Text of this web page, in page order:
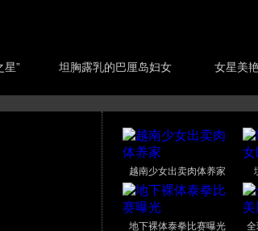
星” 坦胸露乳的巴厘岛妇女 女星美
越南少女出卖肉体养家
地下裸体泰拳比赛曝光 全